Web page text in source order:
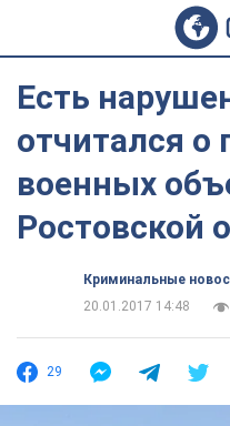
Есть
отчитался о
военных
Ростовской
Криминальные
20.01.2017 14:48
29